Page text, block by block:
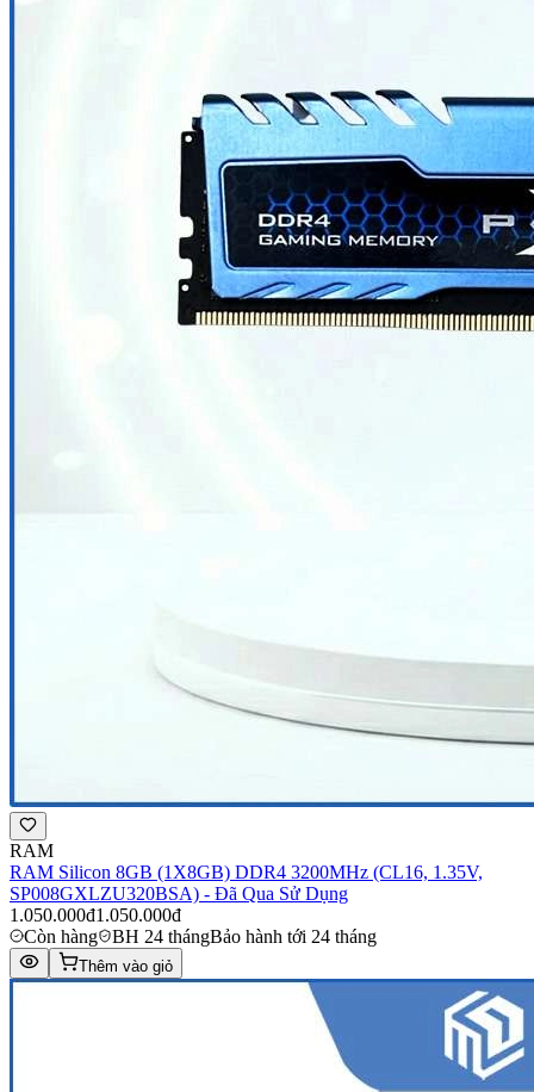
RAM
RAM Silicon 8GB (1X8GB) DDR4 3200MHz (CL16, 1.35V,
SP008GXLZU320BSA) - Đã Qua Sử Dụng
1.050.000đ1.050.000đ
Còn hàng
BH 24 thángBảo hành tới 24 tháng
Thêm vào giỏ